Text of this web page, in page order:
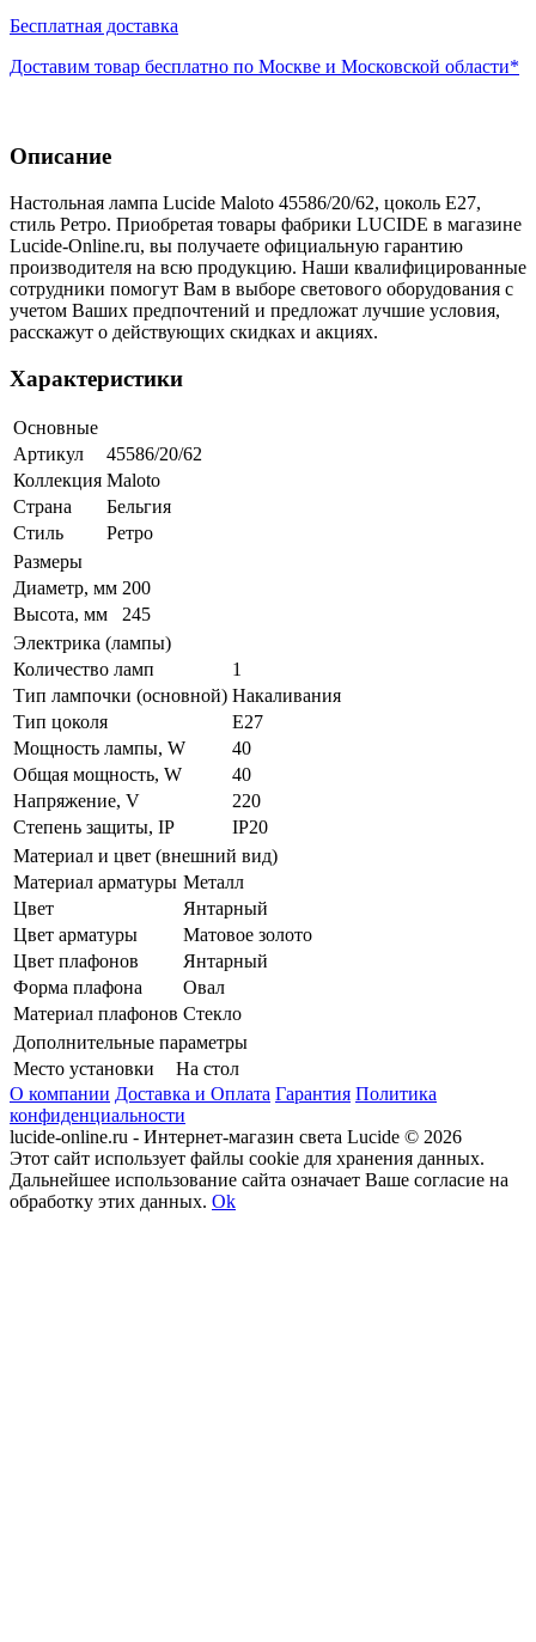
Бесплатная доставка
Доставим товар бесплатно по Москве и Московской области*
Описание
Настольная лампа Lucide Maloto 45586/20/62, цоколь E27,
стиль Ретро. Приобретая товары фабрики LUCIDE в магазине
Lucide-Online.ru, вы получаете официальную гарантию
производителя на всю продукцию. Наши квалифицированные
сотрудники помогут Вам в выборе светового оборудования с
учетом Ваших предпочтений и предложат лучшие условия,
расскажут о действующих скидках и акциях.
Характеристики
Основные
Артикул
45586/20/62
Коллекция Maloto
Страна
Бельгия
Стиль
Ретро
Размеры
Диаметр, мм 200
Высота, мм
245
Электрика (лампы)
Количество ламп
1
Тип лампочки (основной) Накаливания
Тип цоколя
E27
Мощность лампы, W
40
Общая мощность, W
40
Напряжение, V
220
Степень защиты, IP
IP20
Материал и цвет (внешний вид)
Материал арматуры Металл
Цвет
Янтарный
Цвет арматуры
Матовое золото
Цвет плафонов
Янтарный
Форма плафона
Овал
Материал плафонов Стекло
Дополнительные параметры
Место установки
На стол
О компании Доставка и Оплата Гарантия Политика
конфиденциальности
lucide-online.ru - Интернет-магазин света Lucide © 2026
Этот сайт использует файлы cookie для хранения данных.
Дальнейшее использование сайта означает Ваше согласие на
обработку этих данных. Ok